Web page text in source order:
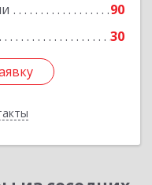
90
30
Подробнее